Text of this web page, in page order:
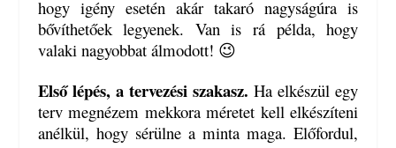
hogy igény esetén akár takaró nagyságúra is
bővíthetőek legyenek. Van is rá példa, hogy
valaki nagyobbat álmodott! 😉
Első lépés, a tervezési szakasz. Ha elkészül egy
terv megnézem mekkora méretet kell elkészíteni
anélkül, hogy sérülne a minta maga. Előfordul,